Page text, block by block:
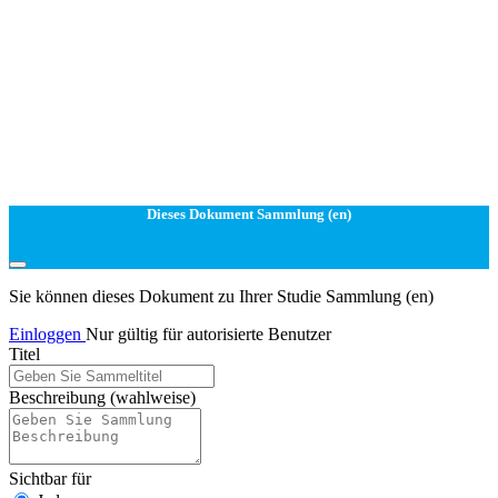
Dieses Dokument Sammlung (en)
Sie können dieses Dokument zu Ihrer Studie Sammlung (en)
Einloggen Nur gültig für autorisierte Benutzer
Titel
Beschreibung (wahlweise)
Sichtbar für